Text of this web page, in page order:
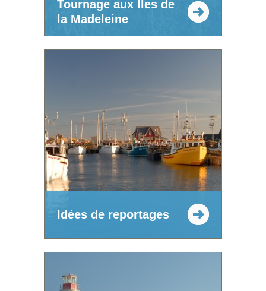
Tournage aux Îles de
la Madeleine
Idées de reportages